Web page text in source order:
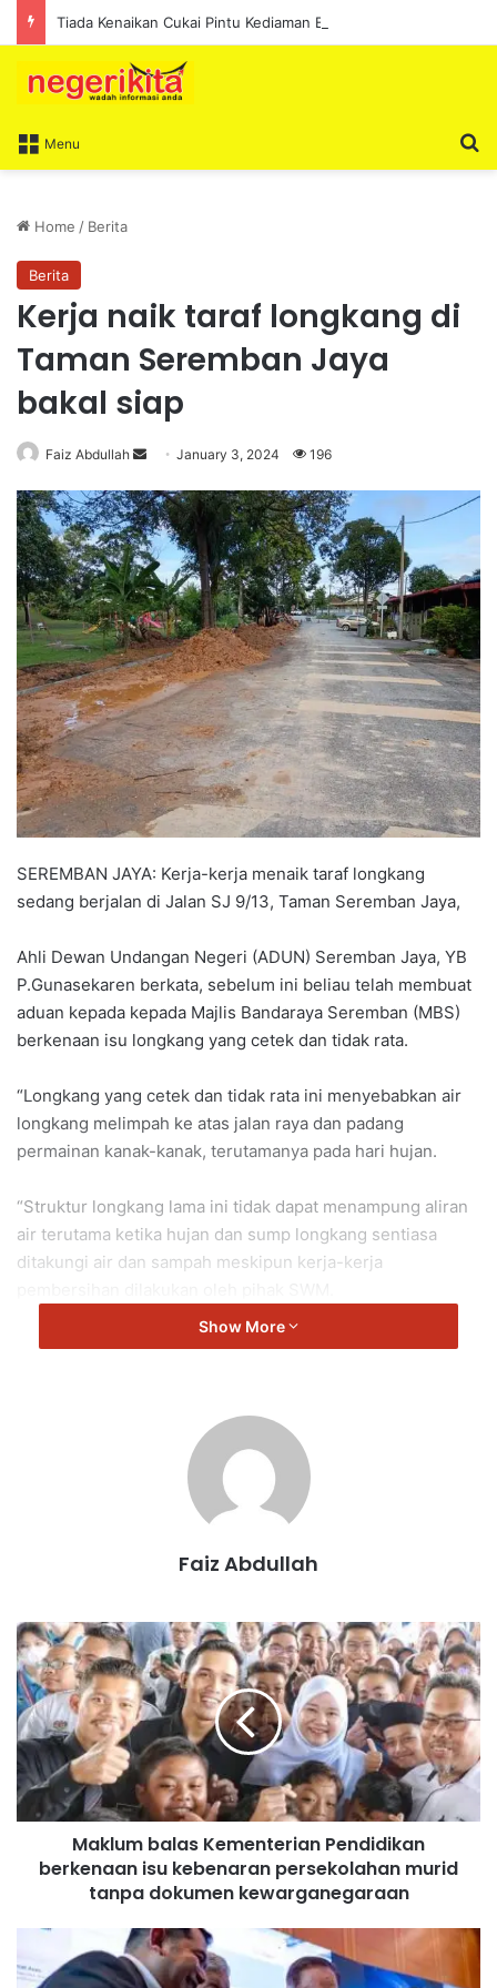
Menu
Home / Berita
Berita
Kerja naik taraf longkang di
Taman Seremban Jaya
bakal siap
Faiz Abdullah
n
d
a
n
e
m
a
i
January 3, 2024 196
SEREMBAN JAYA: Kerja-kerja menaik taraf longkang
sedang berjalan di Jalan SJ 9/13, Taman Seremban Jaya,
Ahli Dewan Undangan Negeri (ADUN) Seremban Jaya, YB
P.Gunasekaren berkata, sebelum ini beliau telah membuat
aduan kepada kepada Majlis Bandaraya Seremban (MBS)
berkenaan isu longkang yang cetek dan tidak rata.
“Longkang yang cetek dan tidak rata ini menyebabkan air
longkang melimpah ke atas jalan raya dan padang
permainan kanak-kanak, terutamanya pada hari hujan.
“Struktur longkang lama ini tidak dapat menampung aliran
air terutama ketika hujan dan sump longkang sentiasa
ditakungi air dan sampah meskipun kerja-kerja
“Terima kasih kepada Timbalan Pengarah Jalan dan Saliran
masalah rakyat,” kata Gunasekaren.
Turut hadir dalam lawatan kerja ini ialah Ahli Majlis
Bandaraya Seremban, Puan Jamilah Said Ali.
Seremban Jaya Gunasekaren
Show More
Faiz Abdullah
M
a
k
l
u
m
b
a
l
n
Maklum balas Kementerian Pendidikan
berkenaan isu kebenaran persekolahan murid
tanpa dokumen kewarganegaraan
A